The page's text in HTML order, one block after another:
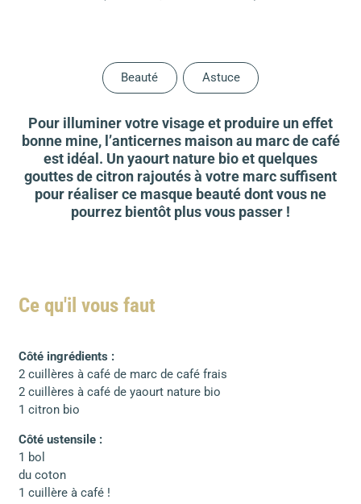
Beauté Astuce
Pour illuminer votre visage et produire un effet
bonne mine, l’anticernes maison au marc de café
est idéal. Un yaourt nature bio et quelques
gouttes de citron rajoutés à votre marc suffisent
pour réaliser ce masque beauté dont vous ne
pourrez bientôt plus vous passer !
Ce qu'il vous faut
Côté ingrédients :
2 cuillères à café de marc de café frais
2 cuillères à café de yaourt nature bio
1 citron bio
Côté ustensile :
1 bol
du coton
1 cuillère à café !